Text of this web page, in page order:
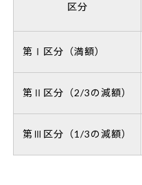
区分
第Ⅰ区分（満額）
第Ⅱ区分（2/3の減額）
第Ⅲ区分（1/3の減額）